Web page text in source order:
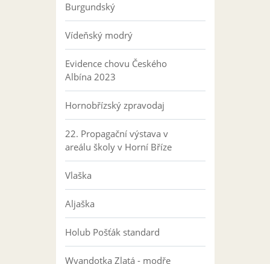
Burgundský
Vídeňský modrý
Evidence chovu Českého
Albína 2023
Hornobřízský zpravodaj
22. Propagační výstava v
areálu školy v Horní Bříze
Vlaška
Aljaška
Holub Pošťák standard
Wyandotka Zlatá - modře